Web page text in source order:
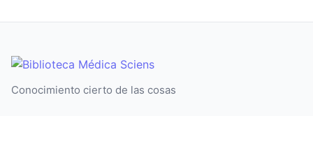
Conocimiento cierto de las cosas